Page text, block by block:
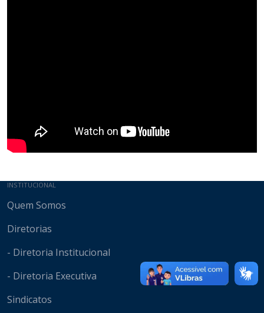
Mapa do site
INSTITUCIONAL
Quem Somos
Diretorias
- Diretoria Institucional
- Diretoria Executiva
Sindicatos